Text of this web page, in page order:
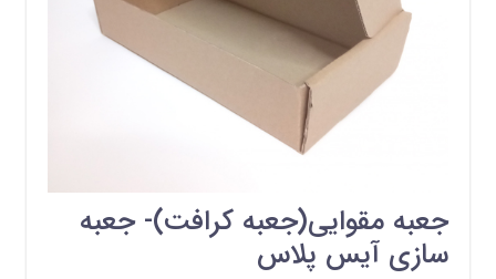
جعبه مقوایی(جعبه کرافت)- جعبه
سازی آیس پلاس